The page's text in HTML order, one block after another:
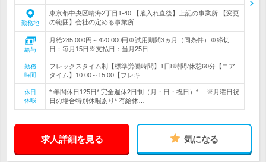
勤務地
東京都中央区晴海2丁目1-40 【雇入れ直後】上記の事業所 【変更
の範囲】会社の定める事業所
給与
月給285,000円～420,000円※試用期間3ヵ月（同条件）※締切
日：毎月15日※支払日：当月25日
勤務
時間
フレックスタイム制【標準労働時間】1日8時間/休憩60分【コア
タイム】10:00～15:00【フレキ…
休日
休暇
* 年間休日125日* 完全週休2日制（月・日・祝日）* ※月曜日祝
日の場合特別休暇あり* 有給休…
求人詳細を見る 気になる